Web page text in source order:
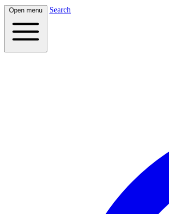
Open menu Search